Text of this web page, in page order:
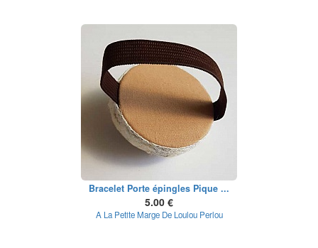
Bracelet Porte épingles Pique ...
5.00 €
A La Petite Marge De Loulou Perlou